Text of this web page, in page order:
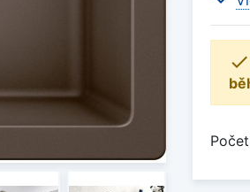

Počet